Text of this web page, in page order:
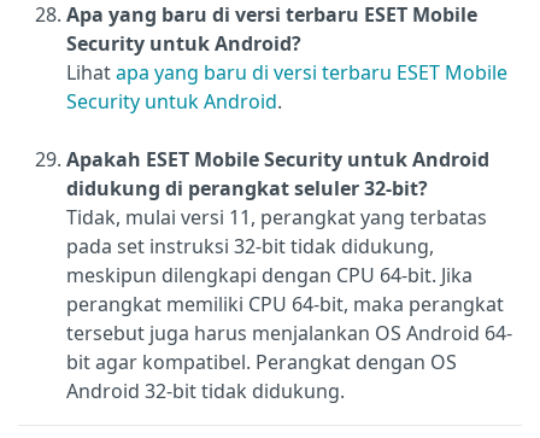
Apa yang baru di versi terbaru ESET Mobile
Security untuk Android?
Lihatapa yang baru di versi terbaru ESET Mobile
Security untuk Android.
Apakah ESET Mobile Security untuk Android
didukung di perangkat seluler 32-bit?
Tidak, mulai versi 11, perangkat yang terbatas
pada set instruksi 32-bit tidak didukung,
meskipun dilengkapi dengan CPU 64-bit. Jika
perangkat memiliki CPU 64-bit, maka perangkat
tersebut juga harus menjalankan OS Android 64-
bit agar kompatibel. Perangkat dengan OS
Android 32-bit tidak didukung.